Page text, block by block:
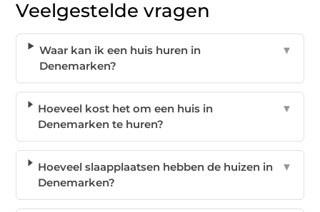
Veelgestelde vragen
Waar kan ik een huis huren in
Denemarken?
▼
Hoeveel kost het om een huis in
Denemarken te huren?
▼
Hoeveel slaapplaatsen hebben de huizen in
Denemarken?
▼